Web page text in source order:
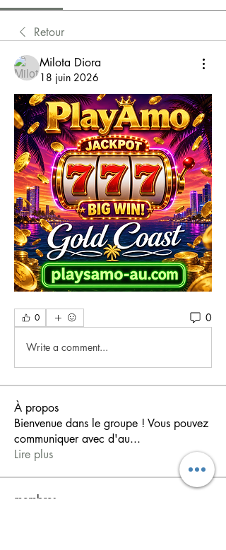
Retour
Milota Diora
18 juin 2026
0 0
Write a comment...
À propos
Bienvenue dans le groupe ! Vous pouvez
communiquer avec d'au...
Lire plus
membres